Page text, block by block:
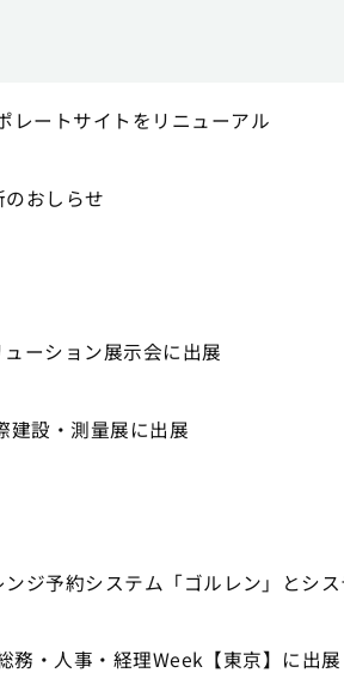
レートサイトをリニューアル
おしらせ
ーション展示会に出展
建設・測量展に出展
ジ予約システム「ゴルレン」とシ
務・人事・経理Week【東京】に出展